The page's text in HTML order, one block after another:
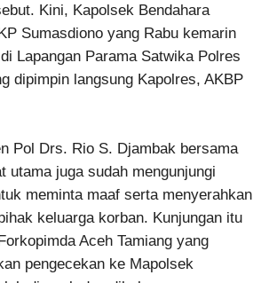
Kini, Kapolsek Bendahara
Sumasdiono yang Rabu kemarin
Lapangan Parama Satwika Polres
dipimpin langsung Kapolres, AKBP
Pol Drs. Rio S. Djambak bersama
utama juga sudah mengunjungi
meminta maaf serta menyerahkan
keluarga korban. Kunjungan itu
Aceh Tamiang yang
pengecekan ke Mapolsek